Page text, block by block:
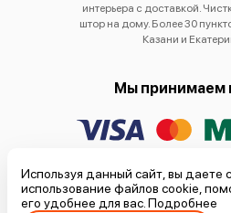
интерьера с доставкой.
штор на дому. Более 30
Казани и
Мы принимаем
Политика
персональных
Используя данный сайт, вы даете
использование файлов cookie,
его удобнее для вас. Подробнее